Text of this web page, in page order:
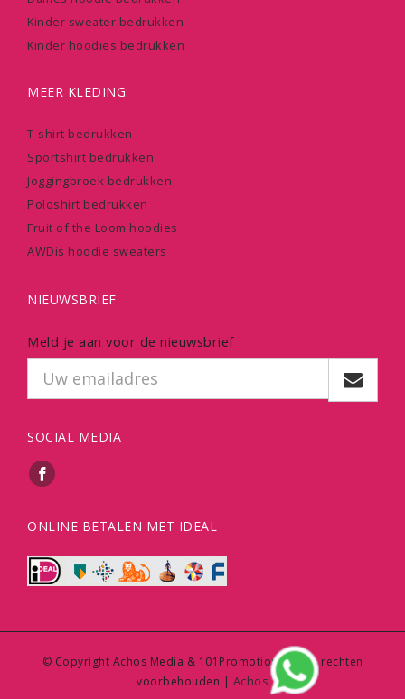
Kinder sweater bedrukken
Kinder hoodies bedrukken
MEER KLEDING:
T-shirt bedrukken
Sportshirt bedrukken
Joggingbroek bedrukken
Poloshirt bedrukken
Fruit of the Loom hoodies
AWDis hoodie sweaters
NIEUWSBRIEF
Meld je aan voor de nieuwsbrief
SOCIAL MEDIA
ONLINE BETALEN MET IDEAL
© Copyright Achos Media & 101Promotions | Alle rechten
voorbehouden | Achos